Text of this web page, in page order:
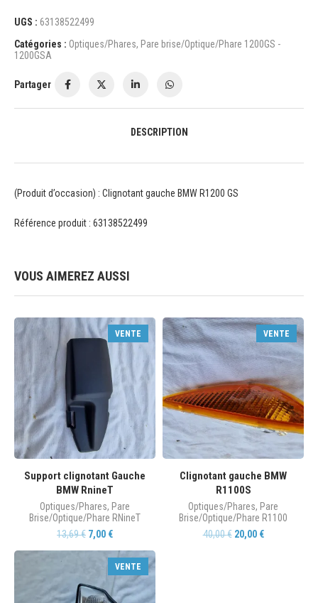
UGS : 63138522499
Catégories : Optiques/Phares, Pare brise/Optique/Phare 1200GS -
1200GSA
Partager
DESCRIPTION
(Produit d’occasion) : Clignotant gauche BMW R1200 GS
Référence produit : 63138522499
VOUS AIMEREZ AUSSI
VENTE
Support clignotant Gauche
BMW RnineT
Optiques/Phares, Pare
Brise/Optique/Phare RNineT
13,69€ 7,00 €
VENTE
Clignotant gauche BMW
R1100S
Optiques/Phares, Pare
Brise/Optique/Phare R1100
40,00€ 20,00 €
VENTE